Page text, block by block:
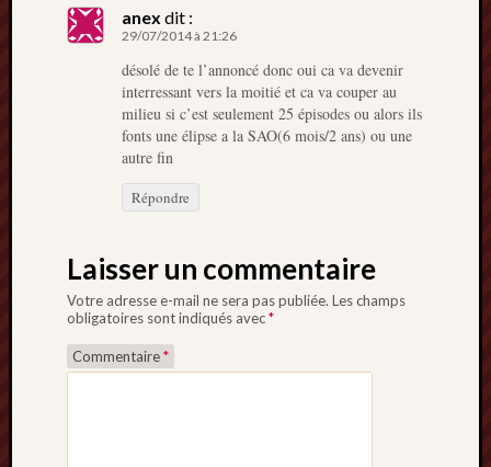
anex dit :
29/07/2014 à 21:26
désolé de te l’annoncé donc oui ca va devenir
interressant vers la moitié et ca va couper au
milieu si c’est seulement 25 épisodes ou alors ils
fonts une élipse a la SAO(6 mois/2 ans) ou une
autre fin
Répondre
Laisser un commentaire
Votre adresse e-mail ne sera pas publiée. Les champs
obligatoires sont indiqués avec*
Commentaire*